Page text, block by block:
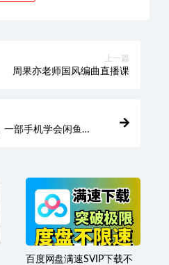
上一篇
周果亦老师国风编曲直播课
部手机学会闲鱼开
百度网盘满速SVIP下载不